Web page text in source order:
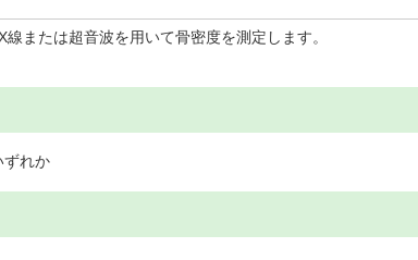
線または超音波を用いて骨密度を測定します。
ずれか